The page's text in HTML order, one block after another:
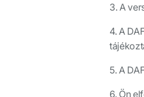
3. A
4. A
5. A
6. Ön